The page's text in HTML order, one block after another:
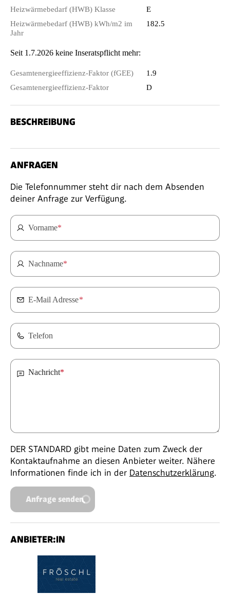
Heizwärmebedarf (HWB) Klasse
E
Heizwärmebedarf (HWB) kWh/m2 im
Jahr
182.5
Seit 1.7.2026 keine Inseratspflicht mehr:
Gesamtenergieeffizienz-Faktor (fGEE)
1.9
Gesamtenergieeffizienz-Faktor
D
BESCHREIBUNG
ANFRAGEN
Die Telefonnummer steht dir nach dem Absenden
deiner Anfrage zur Verfügung.
Vorname*
Nachname*
E-Mail Adresse*
Telefon
Nachricht*
DER STANDARD gibt meine Daten zum Zweck der
Kontaktaufnahme an diesen Anbieter weiter. Nähere
Informationen finde ich in der Datenschutzerklärung.
Anfrage senden
ANBIETER:IN